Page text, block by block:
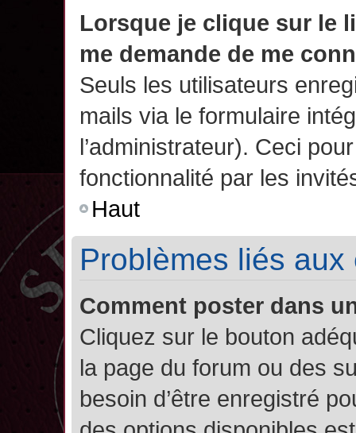
Lorsque je clique sur le
me demande de me
Seuls les utilisateurs
mails via le formulaire
l’administrateur). Ceci
fonctionnalité par les
Haut
Problèmes liés
Comment poster dans
Cliquez sur le bouton
la page du forum ou des
besoin d’être enregistré